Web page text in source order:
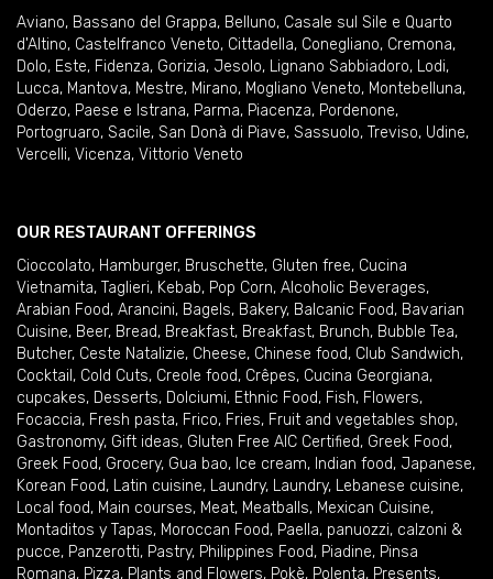
Aviano, Bassano del Grappa, Belluno, Casale sul Sile e Quarto
d'Altino, Castelfranco Veneto, Cittadella, Conegliano, Cremona,
Dolo, Este, Fidenza, Gorizia, Jesolo, Lignano Sabbiadoro, Lodi,
Lucca, Mantova, Mestre, Mirano, Mogliano Veneto, Montebelluna,
Oderzo, Paese e Istrana, Parma, Piacenza, Pordenone,
Portogruaro, Sacile, San Donà di Piave, Sassuolo, Treviso, Udine,
Vercelli, Vicenza, Vittorio Veneto
OUR RESTAURANT OFFERINGS
Cioccolato, Hamburger, Bruschette, Gluten free, Cucina
Vietnamita, Taglieri, Kebab, Pop Corn, Alcoholic Beverages,
Arabian Food, Arancini, Bagels, Bakery, Balcanic Food, Bavarian
Cuisine, Beer, Bread, Breakfast, Breakfast, Brunch, Bubble Tea,
Butcher, Ceste Natalizie, Cheese, Chinese food, Club Sandwich,
Cocktail , Cold Cuts, Creole food, Crêpes, Cucina Georgiana,
cupcakes, Desserts, Dolciumi, Ethnic Food, Fish, Flowers,
Focaccia, Fresh pasta, Frico, Fries, Fruit and vegetables shop,
Gastronomy, Gift ideas, Gluten Free AIC Certified, Greek Food,
Greek Food, Grocery, Gua bao, Ice cream, Indian food, Japanese,
Korean Food, Latin cuisine, Laundry, Laundry, Lebanese cuisine,
Local food, Main courses, Meat, Meatballs, Mexican Cuisine,
Montaditos y Tapas, Moroccan Food, Paella, panuozzi, calzoni &
pucce, Panzerotti, Pastry, Philippines Food, Piadine, Pinsa
Romana, Pizza, Plants and Flowers, Pokè, Polenta, Presents,